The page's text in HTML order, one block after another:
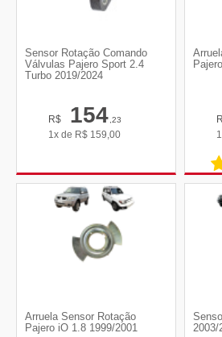
Sensor Rotação Comando
Válvulas Pajero Sport 2.4
Turbo 2019/2024
R$ 154,23
1x de R$ 159,00
Arruela Sensor Rotação
Pajero iO 1.8 1999/2001
2003/